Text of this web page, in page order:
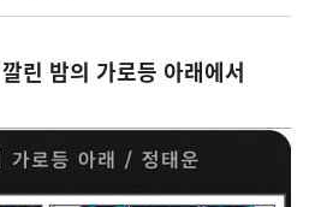
린 밤의 가로등 아래에서